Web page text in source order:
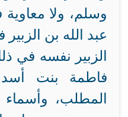
وسلم، ولا معاوية
عبد الله بن
الزبير نفسه في
فاطمة بنت
المطلب،